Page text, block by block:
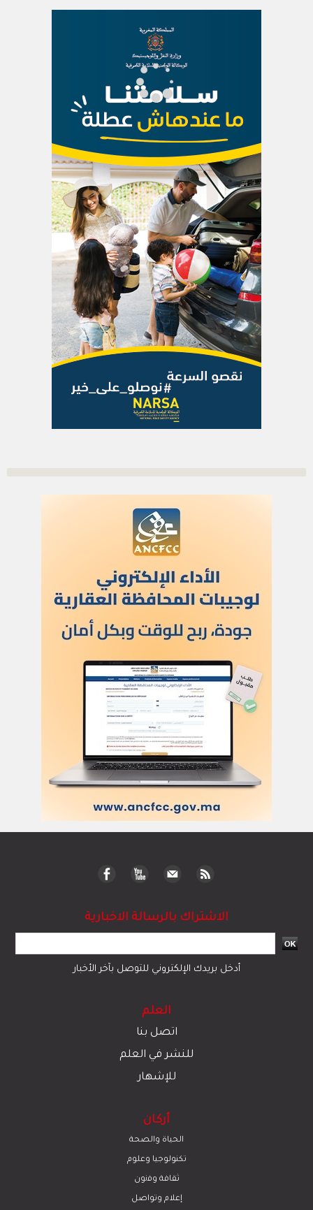
الاشتراك بالرسالة الاخبارية
أدخل بريدك الإلكتروني للتوصل بآخر الأخبار
العلم
اتصل بنا
للنشر في العلم
للإشهار
أركان
الحياة والصحة
تكنولوجيا وعلوم
ﺛﻘﺎﻓﺔ وﻓﻧون
إعلام وتواصل